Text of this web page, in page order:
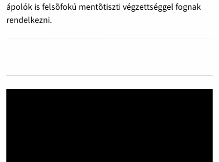
ápolók is felsõfokú mentõtiszti végzettséggel fognak
rendelkezni.